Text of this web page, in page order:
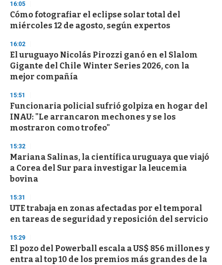
d
s
o
f
3
s
e
c
o
d
s
16:05
Cómo fotografiar el eclipse solar total del
miércoles 12 de agosto, según expertos
16:02
El uruguayo Nicolás Pirozzi ganó en el Slalom
Gigante del Chile Winter Series 2026, con la
mejor compañía
15:51
Funcionaria policial sufrió golpiza en hogar del
INAU: "Le arrancaron mechones y se los
mostraron como trofeo"
15:32
Mariana Salinas, la científica uruguaya que viajó
a Corea del Sur para investigar la leucemia
bovina
15:31
UTE trabaja en zonas afectadas por el temporal
en tareas de seguridad y reposición del servicio
15:29
El pozo del Powerball escala a US$ 856 millones y
entra al top 10 de los premios más grandes de la